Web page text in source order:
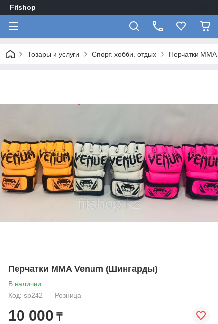
Fitshop
Товары и услуги Спорт, хобби, отдых Перчатки ММА
Перчатки ММА Venum (Шингарды)
В наличии
Код: sp242
Розница
10 000 ₸